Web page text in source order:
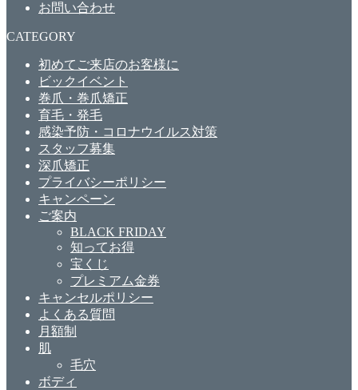
お問い合わせ
CATEGORY
初めてご来店のお客様に
ビックイベント
巻爪・巻爪矯正
育毛・発毛
感染予防・コロナウイルス対策
スタッフ募集
深爪矯正
プライバシーポリシー
キャンペーン
ご案内
BLACK FRIDAY
知ってお得
宝くじ
プレミアム金券
キャンセルポリシー
よくある質問
月額制
肌
毛穴
ボディ